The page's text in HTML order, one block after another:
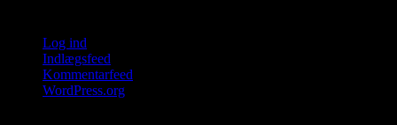
Log ind
Indlægsfeed
Kommentarfeed
WordPress.org